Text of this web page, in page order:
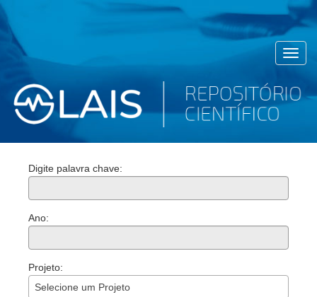
Digite palavra chave:
Ano:
Projeto:
Selecione um Projeto